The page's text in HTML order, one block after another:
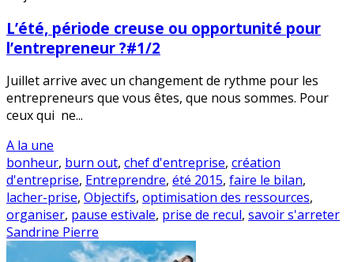
L’été, période creuse ou opportunité pour
l’entrepreneur ?#1/2
Juillet arrive avec un changement de rythme pour les
entrepreneurs que vous êtes, que nous sommes. Pour
ceux qui ne...
A la une
bonheur, burn out, chef d'entreprise, création
d'entreprise, Entreprendre, été 2015, faire le bilan,
lacher-prise, Objectifs, optimisation des ressources,
organiser, pause estivale, prise de recul, savoir s'arreter
Sandrine Pierre